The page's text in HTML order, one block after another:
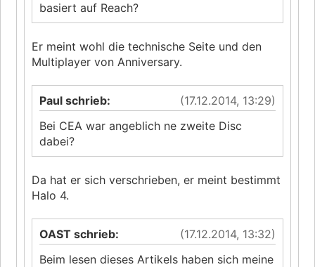
basiert auf Reach?
Er meint wohl die technische Seite und den
Multiplayer von Anniversary.
(17.12.2014, 13:29)
Paul schrieb:
Bei CEA war angeblich ne zweite Disc
dabei?
Da hat er sich verschrieben, er meint bestimmt
Halo 4.
(17.12.2014, 13:32)
OAST schrieb:
Beim lesen dieses Artikels haben sich meine